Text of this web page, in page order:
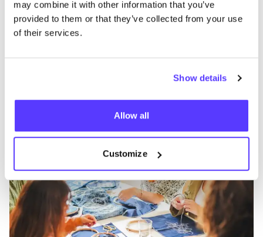
may combine it with other information that you’ve
provided to them or that they’ve collected from your use
of their services.
Show details
Allow all
Customize
Wear For Life Campagne